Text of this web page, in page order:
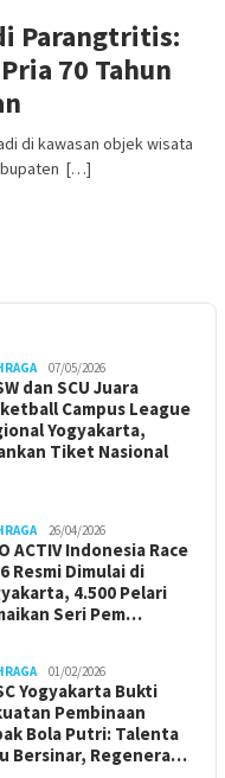
Parangtritis:
70 Tahun
di kawasan objek wisata
[…]
07/05/2026
dan SCU Juara
Campus League
Yogyakarta,
Tiket Nasional
26/04/2026
ACTIV Indonesia Race
Resmi Dimulai di
4.500 Pelari
Seri Pem…
01/02/2026
Yogyakarta Bukti
Pembinaan
Bola Putri: Talenta
Bersinar, Regenera…